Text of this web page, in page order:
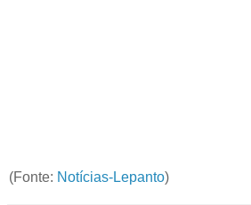
(Fonte: Notícias-Lepanto)